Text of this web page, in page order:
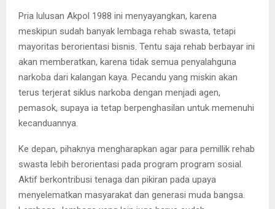
Pria lulusan Akpol 1988 ini menyayangkan, karena
meskipun sudah banyak lembaga rehab swasta, tetapi
mayoritas berorientasi bisnis. Tentu saja rehab berbayar ini
akan memberatkan, karena tidak semua penyalahguna
narkoba dari kalangan kaya. Pecandu yang miskin akan
terus terjerat siklus narkoba dengan menjadi agen,
pemasok, supaya ia tetap berpenghasilan untuk memenuhi
kecanduannya.
Ke depan, pihaknya mengharapkan agar para pemillik rehab
swasta lebih berorientasi pada program program sosial.
Aktif berkontribusi tenaga dan pikiran pada upaya
menyelematkan masyarakat dan generasi muda bangsa.